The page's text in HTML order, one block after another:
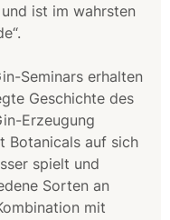
ist im wahrsten
Seminars erhalten
Geschichte des
Erzeugung
Botanicals auf sich
spielt und
Sorten an
mit